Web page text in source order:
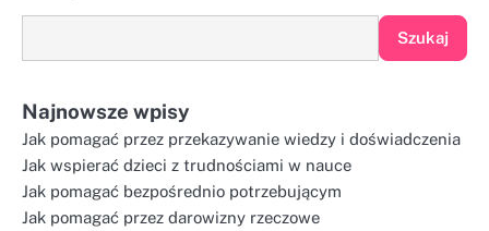
Szukaj
Najnowsze wpisy
Jak pomagać przez przekazywanie wiedzy i doświadczenia
Jak wspierać dzieci z trudnościami w nauce
Jak pomagać bezpośrednio potrzebującym
Jak pomagać przez darowizny rzeczowe